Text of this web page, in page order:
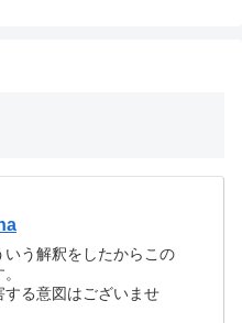
う解釈をしたからこの
る意図はございませ